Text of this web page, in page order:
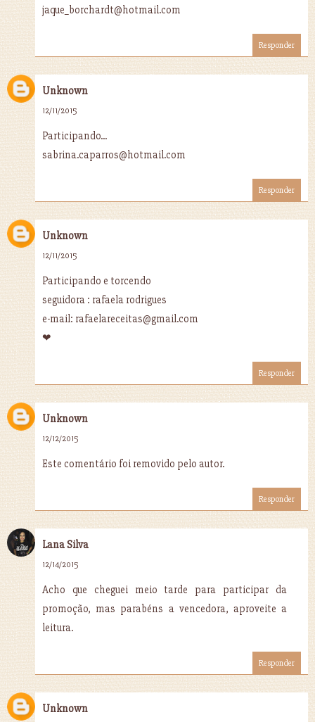
jaque_borchardt@hotmail.com
Responder
Unknown
12/11/2015
Participando...
sabrina.caparros@hotmail.com
Responder
Unknown
12/11/2015
Participando e torcendo
seguidora : rafaela rodrigues
e-mail: rafaelareceitas@gmail.com
❤
Responder
Unknown
12/12/2015
Este comentário foi removido pelo autor.
Responder
Lana Silva
12/14/2015
Acho que cheguei meio tarde para participar da
promoção, mas parabéns a vencedora, aproveite a
leitura.
Responder
Unknown